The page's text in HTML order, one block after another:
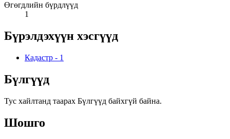
Өгөгдлийн бүрдлүүд
1
Бүрэлдэхүүн хэсгүүд
Кадастр - 1
Бүлгүүд
Тус хайлтанд таарах Бүлгүүд байхгүй байна.
Шошго